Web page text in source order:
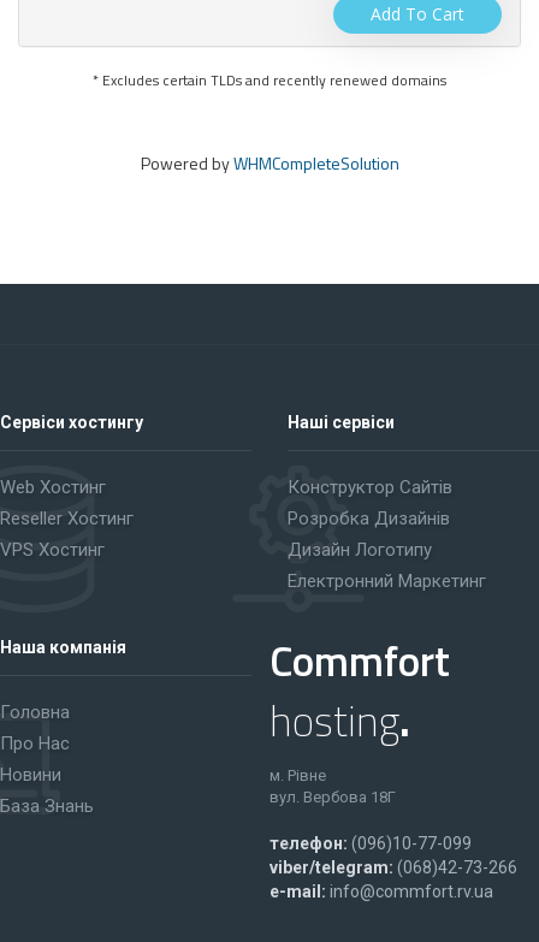
Add To Cart
* Excludes certain TLDs and recently renewed domains
Powered byWHMCompleteSolution
Сервіси хостингу
Web Хостинг
Reseller Хостинг
VPS Хостинг
Наші сервіси
Конструктор Сайтів
Розробка Дизайнів
Дизайн Логотипу
Електронний Маркетинг
Наша компанія
Головна
Про Нас
Новини
База Знань
Commfort
hosting.
м. Рівне
вул. Вербова 18Г
телефон: (096)10-77-099
viber/telegram: (068)42-73-266
e-mail: info@commfort.rv.ua